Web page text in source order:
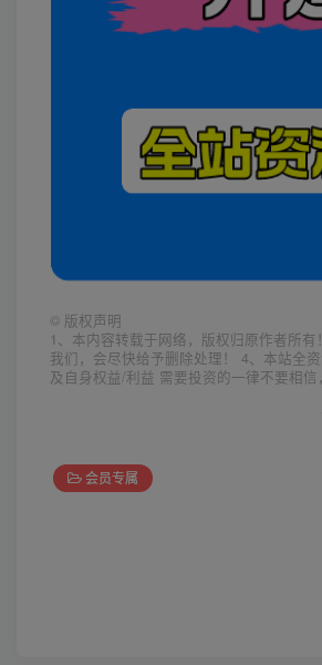
© 版权声明
1、本内容转载于网络，版权归原作者所
我们，会尽快给予删除处理！ 4、本站全
及自身权益/利益 需要投资的一律不要相
会员专属